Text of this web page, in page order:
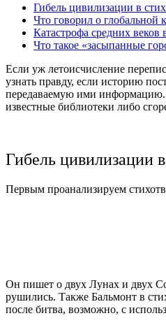
Гибель цивилизации в
Что говорил о глобальной
Катастрофа средних веков
Что такое «засыпанные
Если уж летоисчисление
узнать правду, если историю
передаваемую ими информацию.
известные библиотеки либо
Гибель цивилизации
Первым проанализируем
Он пишет о двух Лунах и двух
рушились. Также Бальмонт в
после битва, возможно, с